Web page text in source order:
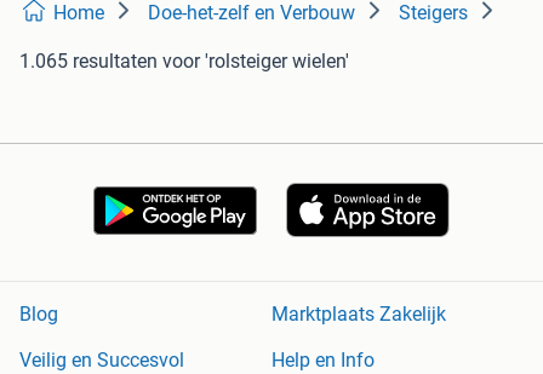
Home Doe-het-zelf en Verbouw Steigers
1.065 resultaten voor 'rolsteiger wielen'
Blog
Marktplaats Zakelijk
Veilig en Succesvol
Help en Info